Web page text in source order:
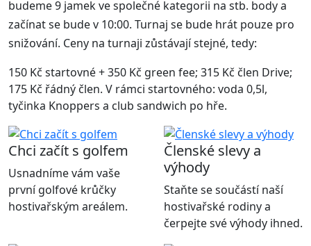
budeme 9 jamek ve společné kategorii na stb. body a
začínat se bude v 10:00. Turnaj se bude hrát pouze pro
snižování. Ceny na turnaji zůstávají stejné, tedy:
150 Kč startovné + 350 Kč green fee; 315 Kč člen Drive;
175 Kč řádný člen. V rámci startovného: voda 0,5l,
tyčinka Knoppers a club sandwich po hře.
Chci začít s golfem
Usnadníme vám vaše
první golfové krůčky
hostivařským areálem.
Členské slevy a
výhody
Staňte se součástí naší
hostivařské rodiny a
čerpejte své výhody ihned.